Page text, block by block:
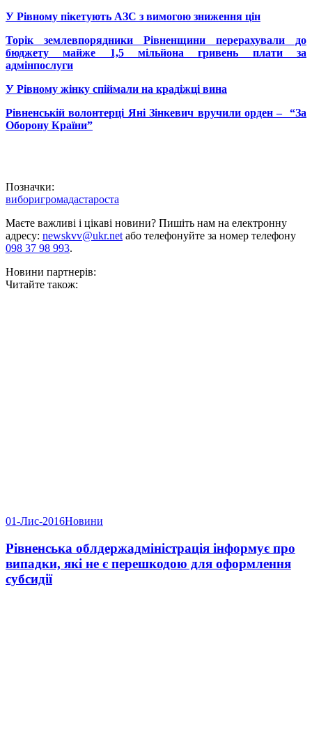
У Рівному пікетують АЗС з вимогою зниження цін
Торік землевпорядники Рівненщини перерахували до
бюджету майже 1,5 мільйона гривень плати за
адмінпослуги
У Рівному жінку спіймали на крадіжці вина
Рівненській волонтерці Яні Зінкевич вручили орден – “За
Оборону Країни”
Позначки:
виборигромадастароста
Маєте важливі і цікаві новини? Пишіть нам на електронну
адресу: newskvv@ukr.netабо телефонуйте за номер телефону
098 37 98 993.
Новини партнерів:
Читайте також:
01-Лис-2016Новини
Рівненська облдержадміністрація інформує про
випадки, які не є перешкодою для оформлення
субсидії